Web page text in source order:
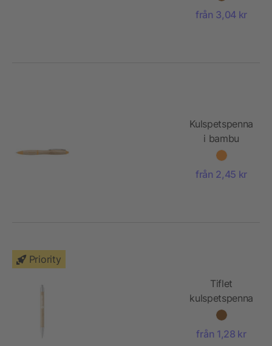
från 3,04 kr
Kulspetspenna
i bambu
från 2,45 kr
Priority
Tiflet
kulspetspenna
i återvunnet
papper
från 1,28 kr